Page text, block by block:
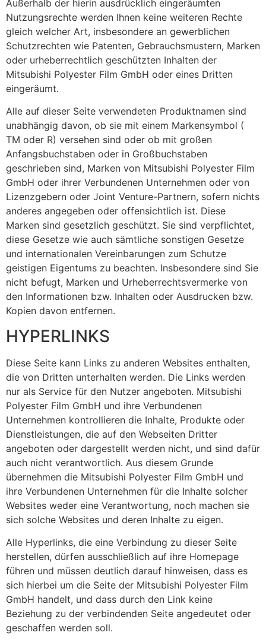
Außerhalb der hierin ausdrücklich eingeräumten
Nutzungsrechte werden Ihnen keine weiteren Rechte
gleich welcher Art, insbesondere an gewerblichen
Schutzrechten wie Patenten, Gebrauchsmustern, Marken
oder urheberrechtlich geschützten Inhalten der
Mitsubishi Polyester Film GmbH oder eines Dritten
eingeräumt.
Alle auf dieser Seite verwendeten Produktnamen sind
unabhängig davon, ob sie mit einem Markensymbol (
TM oder R) versehen sind oder ob mit großen
Anfangsbuchstaben oder in Großbuchstaben
geschrieben sind, Marken von Mitsubishi Polyester Film
GmbH oder ihrer Verbundenen Unternehmen oder von
Lizenzgebern oder Joint Venture-Partnern, sofern nichts
anderes angegeben oder offensichtlich ist. Diese
Marken sind gesetzlich geschützt. Sie sind verpflichtet,
diese Gesetze wie auch sämtliche sonstigen Gesetze
und internationalen Vereinbarungen zum Schutze
geistigen Eigentums zu beachten. Insbesondere sind Sie
nicht befugt, Marken und Urheberrechtsvermerke von
den Informationen bzw. Inhalten oder Ausdrucken bzw.
Kopien davon entfernen.
HYPERLINKS
Diese Seite kann Links zu anderen Websites enthalten,
die von Dritten unterhalten werden. Die Links werden
nur als Service für den Nutzer angeboten. Mitsubishi
Polyester Film GmbH und ihre Verbundenen
Unternehmen kontrollieren die Inhalte, Produkte oder
Dienstleistungen, die auf den Webseiten Dritter
angeboten oder dargestellt werden nicht, und sind dafür
auch nicht verantwortlich. Aus diesem Grunde
übernehmen die Mitsubishi Polyester Film GmbH und
ihre Verbundenen Unternehmen für die Inhalte solcher
Websites weder eine Verantwortung, noch machen sie
sich solche Websites und deren Inhalte zu eigen.
Alle Hyperlinks, die eine Verbindung zu dieser Seite
herstellen, dürfen ausschließlich auf ihre Homepage
führen und müssen deutlich darauf hinweisen, dass es
sich hierbei um die Seite der Mitsubishi Polyester Film
GmbH handelt, und dass durch den Link keine
Beziehung zu der verbindenden Seite angedeutet oder
geschaffen werden soll.